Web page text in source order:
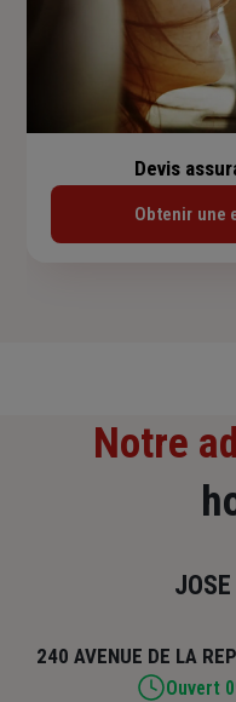
Devis
Obtenir une
Notre
240 AVENUE DE LA